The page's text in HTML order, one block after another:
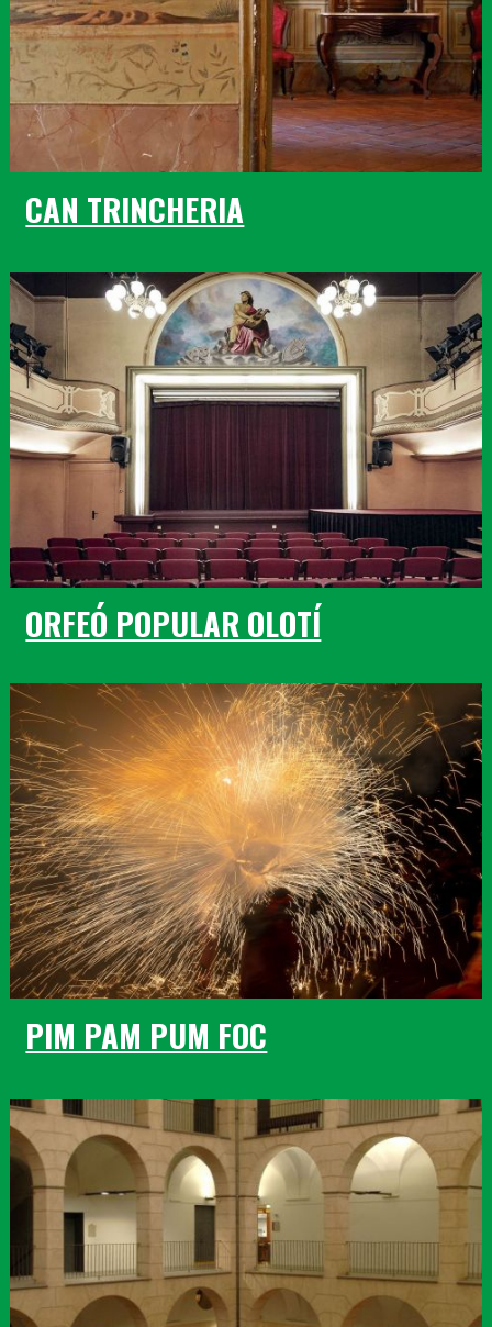
CAN TRINCHERIA
ORFEÓ POPULAR OLOTÍ
PIM PAM PUM FOC